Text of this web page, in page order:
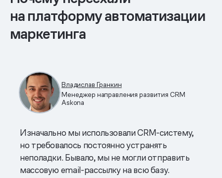
на платформу автоматизации
маркетинга
Владислав Гранкин
Менеджер направления развития CRM
Askona
Изначально мы использовали CRM-систему,
но требовалось постоянно устранять
неполадки. Бывало, мы не могли отправить
массовую email-рассылку на всю базу.